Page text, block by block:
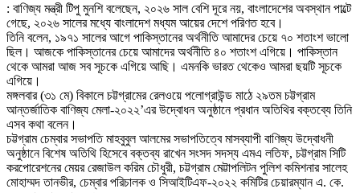
: বাণিজ্য মন্ত্রী টিপু মুনশি বলেছেন, ২০২৬ সাল বেশি দূরে নয়, বাংলাদেশের অবস্থান পাল্টে
গেছে, ২০২৬ সালের মধ্যে বাংলাদেশ মধ্যম আয়ের দেশে পরিণত হবে।
তিনি বলেন, ১৯৭১ সালের আগে পাকিস্তানের অর্থনীতি আমাদের চেয়ে ৭০ শতাংশ ভালো
ছিল। আজকে পাকিস্তানের চেয়ে আমাদের অর্থনীতি ৪০ শতাংশ এগিয়ে। পাকিস্তান
থেকে আমরা আজ সব সূচকে এগিয়ে আছি। এমনকি ভারত থেকেও আমরা ছয়টি সূচকে
এগিয়ে।
মঙ্গলবার (৩১ মে) বিকালে চট্টগ্রামের রেলওয়ে পলোগ্রাউন্ড মাঠে ২৯তম চট্টগ্রাম
আন্তর্জাতিক বাণিজ্য মেলা-২০২২’এর উদ্বোধন অনুষ্ঠানে প্রধান অতিথির বক্তব্যে তিনি
এসব কথা বলেন।
চট্টগ্রাম চেম্বার সভাপতি মাহবুবুল আলমের সভাপতিত্বে মাসব্যাপী বাণিজ্য উদ্বোধনী
অনুষ্ঠানে বিশেষ অতিথি হিসেবে বক্তব্য রাখেন সংসদ সদস্য এমএ লতিফ, চট্টগ্রাম সিটি
করপোরেশনের মেয়র রেজাউল করিম চৌধুরী, চট্টগ্রাম মেট্টাপলিটন পুলিশ কমিশনার সালেহ
মোহাম্মদ তানভীর, চেম্বার পরিচালক ও সিআইটিএফ-২০২২ কমিটির চেয়ারম্যান এ. কে.